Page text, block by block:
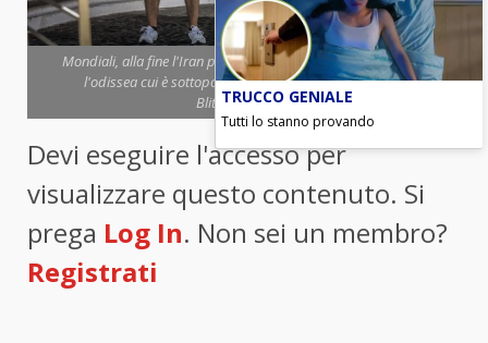
Mondiali, alla fine l'Iran protesta ufficialmente con la Fifa per
l'odissea cui è sottoposto solo per giocare (foto Ansa-
Blitzquotidiano)
Devi eseguire l'accesso per
visualizzare questo contenuto. Si
prega Log In. Non sei un membro?
Registrati
TRUCCO GENIALE
Tutti lo stanno provando